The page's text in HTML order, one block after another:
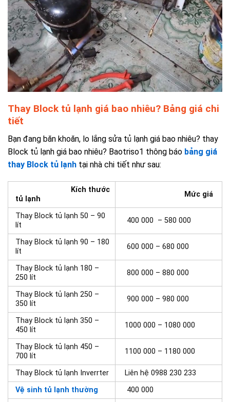
Thay Block tủ lạnh giá bao nhiêu? Bảng giá chi
tiết
Bạn đang băn khoăn, lo lắng sửa tủ lạnh giá bao nhiêu? thay
Block tủ lạnh giá bao nhiêu? Baotriso1 thông báo bảng giá
thay Block tủ lạnh tại nhà chi tiết như sau:
Kích thước
tủ lạnh
Mức giá
Thay Block tủ lạnh 50 – 90
lít
400 000 – 580 000
Thay Block tủ lạnh 90 – 180
lít
600 000 – 680 000
Thay Block tủ lạnh 180 –
250 lít
800 000 – 880 000
Thay Block tủ lạnh 250 –
350 lít
900 000 – 980 000
Thay Block tủ lạnh 350 –
450 lít
1000 000 – 1080 000
Thay Block tủ lạnh 450 –
700 lít
1100 000 – 1180 000
Thay Block tủ lạnh Inverrter
Liên hệ 0988 230 233
Vệ sinh tủ lạnh thường
400 000